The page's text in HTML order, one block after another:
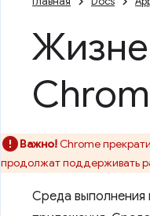
Важно!Chrome
продолжат поддерживать
Среда выполнения